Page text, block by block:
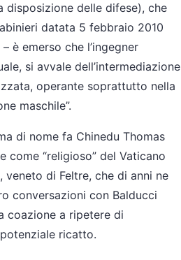
disposizione delle difese), che
datata 5 febbraio 2010
è emerso che l’ingegner
si avvale dell’intermediazione
operante soprattutto nella
maschile”.
di nome fa Chinedu Thomas
come “religioso” del Vaticano
veneto di Feltre, che di anni ne
conversazioni con Balducci
coazione a ripetere di
ricatto.